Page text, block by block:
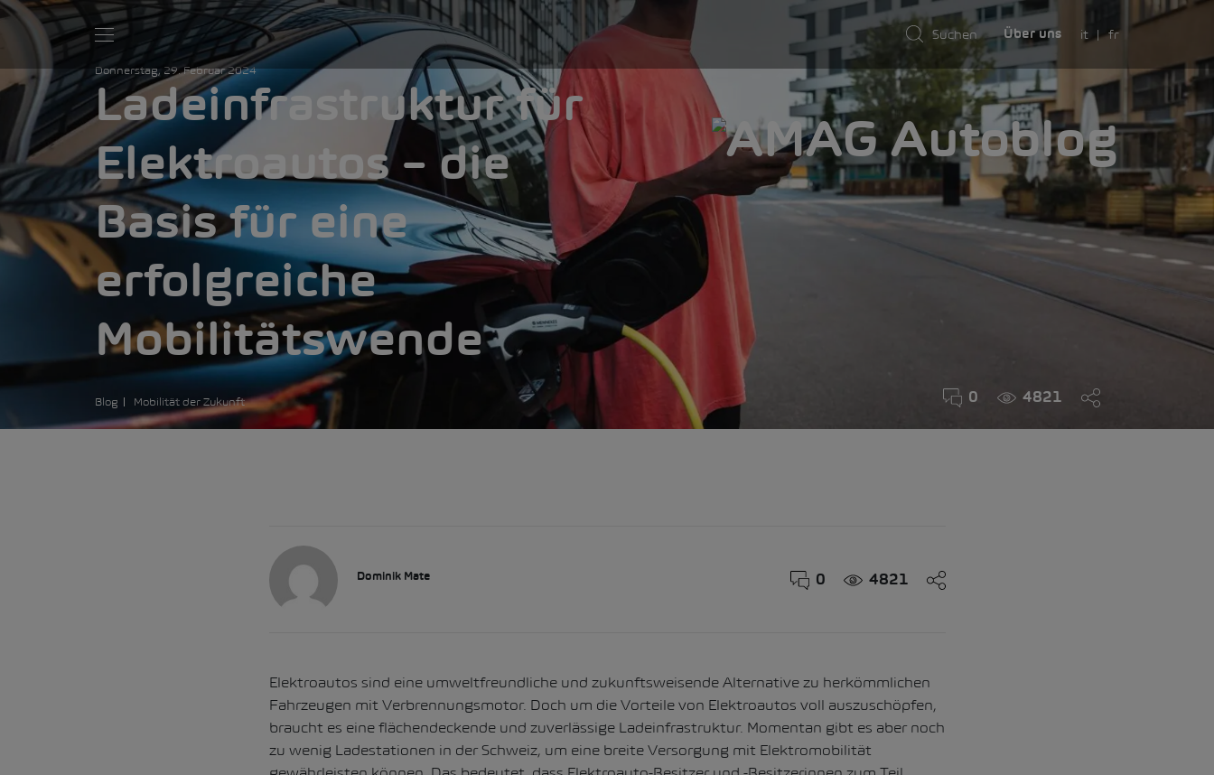
Über uns it fr
Donnerstag, 29. Februar 2024
Ladeinfrastruktur für
Elektroautos – die
Basis für eine
erfolgreiche
Mobilitätswende
Blog Mobilität der Zukunft 0 4821
Dominik Mate 0 4821
Elektroautos sind eine umweltfreundliche und zukunftsweisende Alternative zu herkömmlichen
Fahrzeugen mit Verbrennungsmotor. Doch um die Vorteile von Elektroautos voll auszuschöpfen,
braucht es eine flächendeckende und zuverlässige Ladeinfrastruktur. Momentan gibt es aber noch
zu wenig Ladestationen in der Schweiz, um eine breite Versorgung mit Elektromobilität